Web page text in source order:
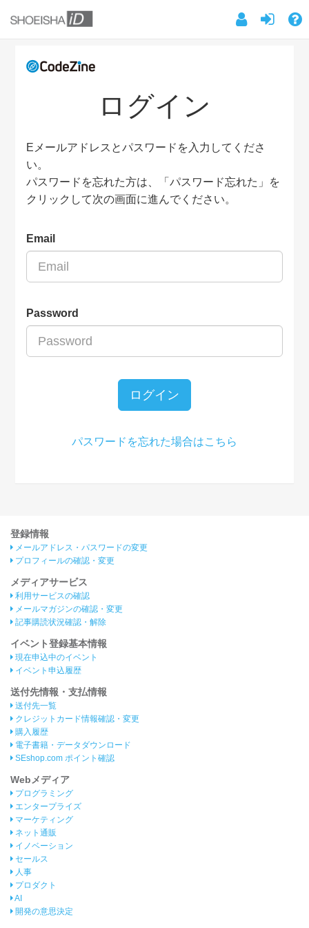
ログイン
Eメールアドレスとパスワードを入力してくださ
い。
パスワードを忘れた方は、「パスワード忘れた」を
クリックして次の画面に進んでください。
Email
Password
ログイン
パスワードを忘れた場合はこちら
登録情報
メールアドレス・パスワードの変更
プロフィールの確認・変更
メディアサービス
利用サービスの確認
メールマガジンの確認・変更
記事購読状況確認・解除
イベント登録基本情報
現在申込中のイベント
イベント申込履歴
送付先情報・支払情報
送付先一覧
クレジットカード情報確認・変更
購入履歴
電子書籍・データダウンロード
SEshop.com ポイント確認
Webメディア
プログラミング
エンタープライズ
マーケティング
ネット通販
イノベーション
セールス
人事
プロダクト
AI
開発の意思決定